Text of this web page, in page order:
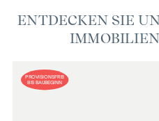
ENTDECKEN SIE
PROVISIONSFREI
BIS BAUBEGINN